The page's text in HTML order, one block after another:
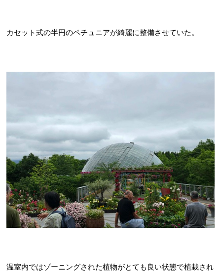
カセット式の半円のペチュニアが綺麗に整備させていた。
温室内ではゾーニングされた植物がとても良い状態で植栽され